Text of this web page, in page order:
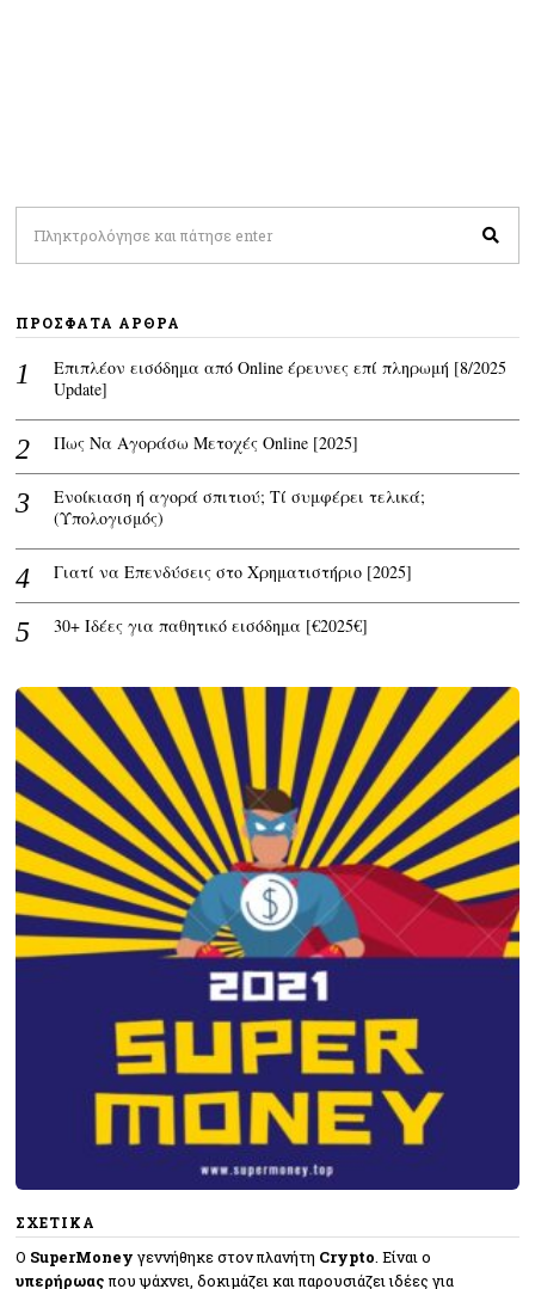
ΠΡΌΣΦΑΤΑ ΆΡΘΡΑ
Επιπλέον εισόδημα από Online έρευνες επί πληρωμή [8/2025
Update]
Πως Να Αγοράσω Μετοχές Online [2025]
Ενοίκιαση ή αγορά σπιτιού; Τί συμφέρει τελικά;
(Υπολογισμός)
Γιατί να Επενδύσεις στο Χρηματιστήριο [2025]
30+ Ιδέες για παθητικό εισόδημα [€2025€]
ΣΧΕΤΙΚΑ
O SuperMoney γεννήθηκε στον πλανήτη Crypto. Eίναι ο
υπερήρωας που ψάχνει, δοκιμάζει και παρουσιάζει ιδέες για